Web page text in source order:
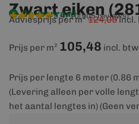
Zwart eiken
Op voorraad
9,4/10(905 reviews)
Adviesprijs per m²124,09incl.
Prijs per m² 105,48 incl. btw
Prijs per lengte 6 meter (0.86
(Levering alleen per volle
het aantal lengtes in) (Geen